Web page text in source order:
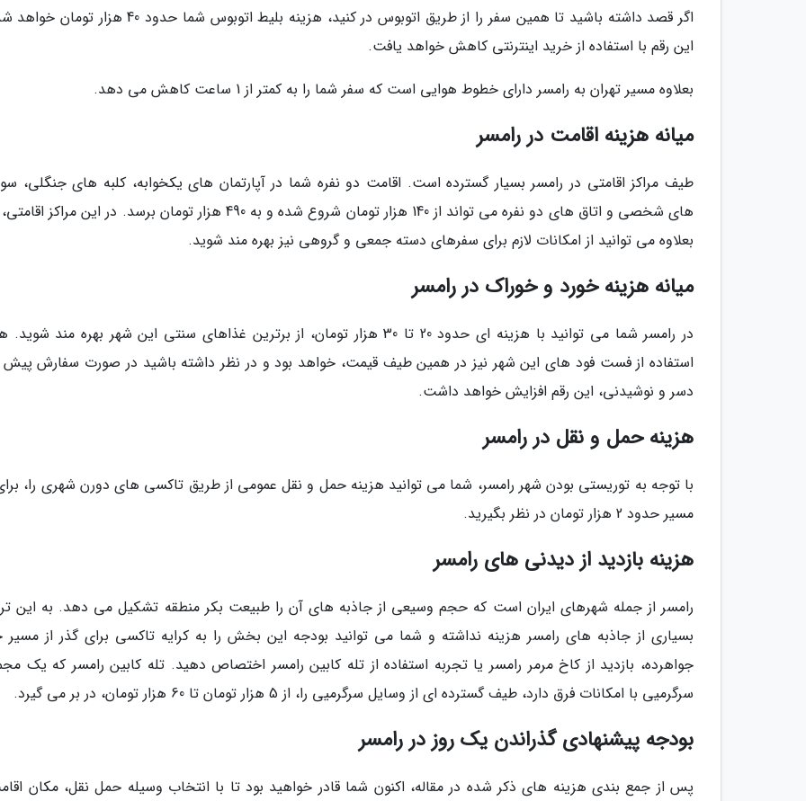
اگر قصد داشته باشید تا همین سفر را از طریق اتوبوس در کنید، هزینه بلیط اتوبوس شما حدود 40
این رقم با استفاده از خرید اینترنتی کاهش خواهد یافت.
بعلاوه مسیر تهران به رامسر دارای خطوط هوایی است که سفر شما را به کمتر از 1 ساعت کاهش می دهد.
میانه هزینه اقامت در رامسر
طیف مراکز اقامتی در رامسر بسیار گسترده است. اقامت دو نفره شما در آپارتمان های یکخوابه، کلبه های جنگلی،
های شخصی و اتاق های دو نفره می تواند از 140 هزار تومان شروع شده و به 490 هزار تومان برسد. در این
بعلاوه می توانید از امکانات لازم برای سفرهای دسته جمعی و گروهی نیز بهره مند شوید.
میانه هزینه خورد و خوراک در رامسر
در رامسر شما می توانید با هزینه ای حدود 20 تا 30 هزار تومان، از برترین غذاهای سنتی این شهر بهره مند
استفاده از فست فود های این شهر نیز در همین طیف قیمت، خواهد بود و در نظر داشته باشید در صورت سفارش پیش
دسر و نوشیدنی، این رقم افزایش خواهد داشت.
هزینه حمل و نقل در رامسر
با توجه به توریستی بودن شهر رامسر، شما می توانید هزینه حمل و نقل عمومی از طریق تاکسی های دورن شهری را،
مسیر حدود 2 هزار تومان در نظر بگیرید.
هزینه بازدید از دیدنی های رامسر
رامسر از جمله شهرهای ایران است که حجم وسیعی از جاذبه های آن را طبیعت بکر منطقه تشکیل می دهد. به این
بسیاری از جاذبه های رامسر هزینه نداشته و شما می توانید بودجه این بخش را به کرایه تاکسی برای گذر از مسیر
جواهرده، بازدید از کاخ مرمر رامسر یا تجربه استفاده از تله کابین رامسر اختصاص دهید. تله کابین رامسر که یک
سرگرمیی با امکانات فرق دارد، طیف گسترده ای از وسایل سرگرمیی را، از 5 هزار تومان تا 60 هزار تومان، در بر می گیرد.
بودجه پیشنهادی گذراندن یک روز در رامسر
پس از جمع بندی هزینه های ذکر شده در مقاله، اکنون شما قادر خواهید بود تا با انتخاب وسیله حمل نقل، مکان